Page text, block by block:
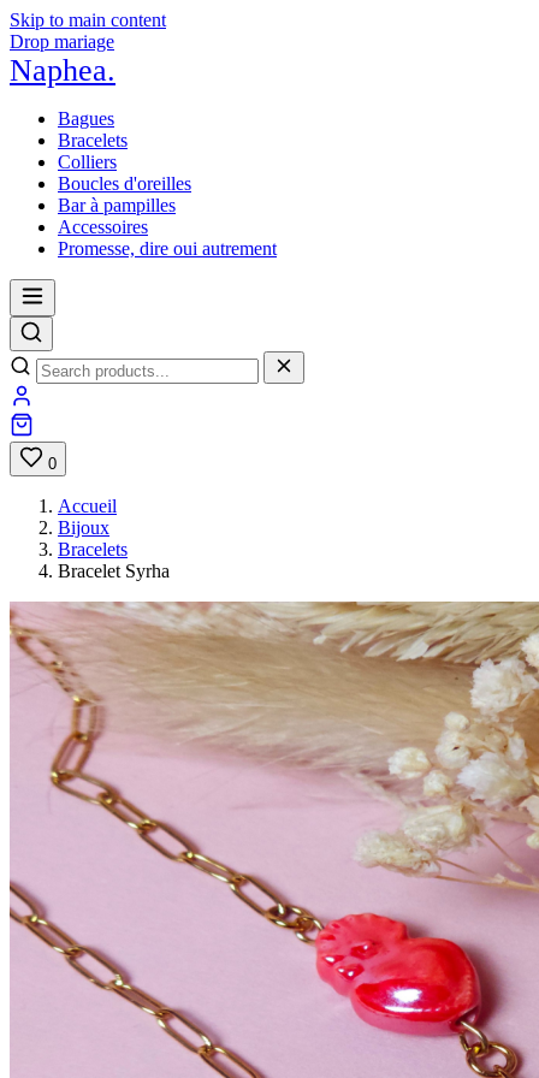
Skip to main content
Drop mariage
Naphea.
Bagues
Bracelets
Colliers
Boucles d'oreilles
Bar à pampilles
Accessoires
Promesse, dire oui autrement
0
Accueil
Bijoux
Bracelets
Bracelet Syrha